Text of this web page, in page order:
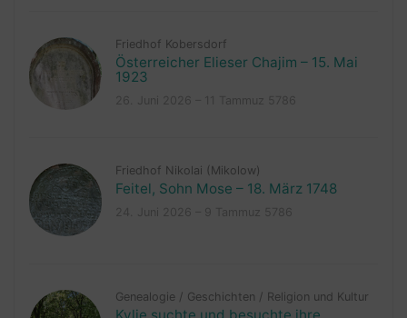
Friedhof Kobersdorf
Österreicher Elieser Chajim – 15. Mai
1923
Friedhof Nikolai (Mikolow)
Feitel, Sohn Mose – 18. März 1748
Genealogie / Geschichten / Religion und Kultur